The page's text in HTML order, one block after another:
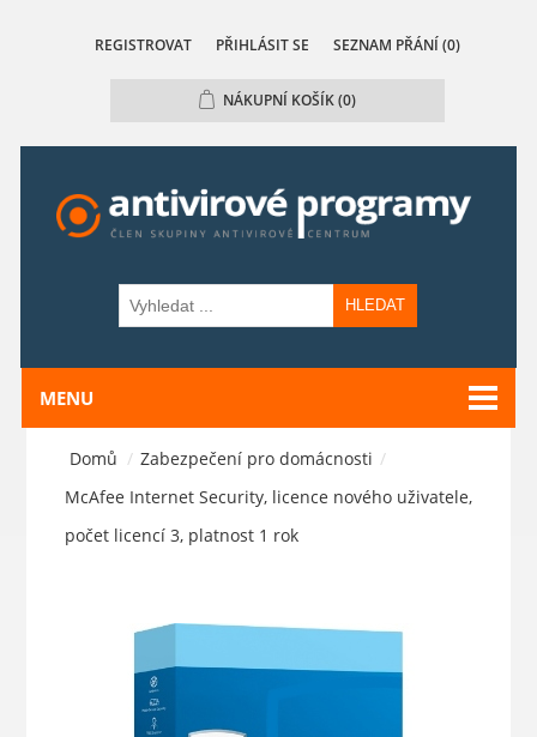
REGISTROVAT PŘIHLÁSIT SE SEZNAM PŘÁNÍ (0)
NÁKUPNÍ KOŠÍK(0)
HLEDAT
MENU
Domů / Zabezpečení pro domácnosti /
McAfee Internet Security, licence nového uživatele,
počet licencí 3, platnost 1 rok